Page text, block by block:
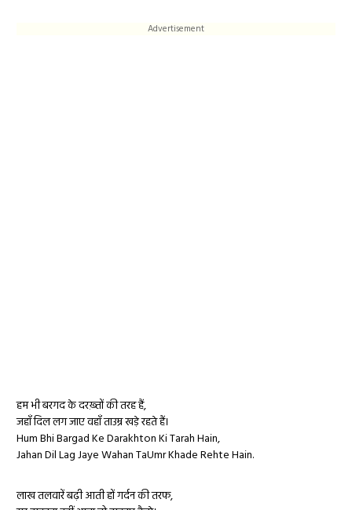
Advertisement
हम भी बरगद के दरख़्तों की तरह हैं,
जहाँ दिल लग जाए वहाँ ताउम्र खड़े रहते हैं।
Hum Bhi Bargad Ke Darakhton Ki Tarah Hain,
Jahan Dil Lag Jaye Wahan TaUmr Khade Rehte Hain.
लाख तलवारें बढ़ी आती हों गर्दन की तरफ,